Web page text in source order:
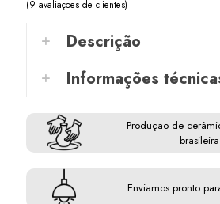
Avaliado
de 5, com
9
avaliações
clientes
(9 avaliações de clientes)
Descrição
Informações
Produção de
brasileira
Enviamos pronto